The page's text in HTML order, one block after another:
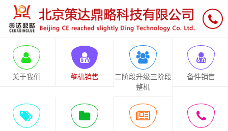
关于我们 整机销售
二阶段升级三阶段
整机
备件销售